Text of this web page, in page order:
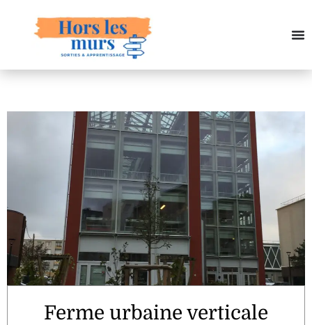
Ferme urbaine verticale